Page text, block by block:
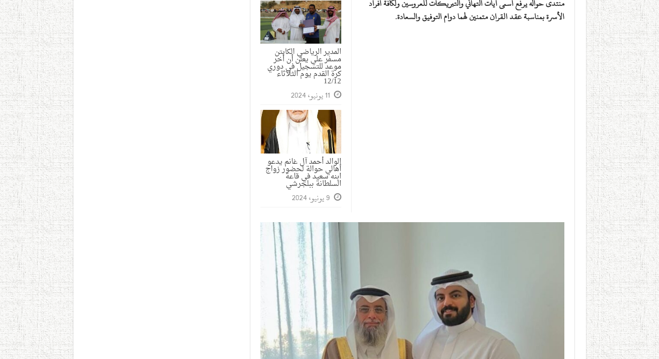
المدير الرياضي الكابتن
مسفر علي يعلن أن أخر
موعد للتسجيل في دوري
كرة القدم يوم الثلاثاء
12/12
11 يونيو، 2024
الوالد أحمد آل غانم يدعو
أهالي حوالة لحضور زواج
ابنه سعيد في قاعة
السلطانة ببلجرشي
9 يونيو، 2024
منتدى حواله يرفع أسمى آيات التهاني والتبريكات للعروسين ولكافة أفراد
الأسرة بمناسبة عقد القران متمنين لهما دوام التوفيق والسعادة.